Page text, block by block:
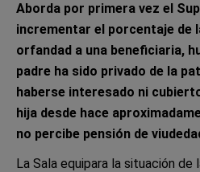
Aborda por primera vez el
incrementar el porcentaje de
orfandad a una beneficiaria,
padre ha sido privado de la
haberse interesado ni
hija desde hace
no percibe pensión de
La Sala equipara la situación de